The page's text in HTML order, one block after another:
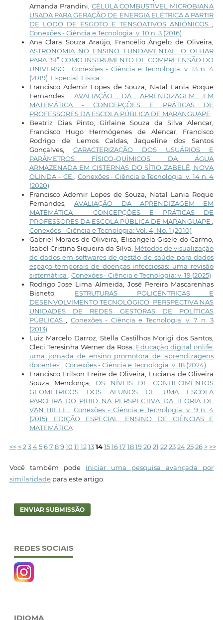
Amanda Prandini, CÉLULA COMBUSTÍVEL MICROBIANA
USADA PARA GERAÇÃO DE ENERGIA ELÉTRICA A PARTIR
DE LODO DE ESGOTO E TENSOATIVOS ANIÔNICOS
Conexões - Ciência e Tecnologia: v. 10 n. 3 (2016)
Ana Clara Souza Araújo, Francélio Ângelo de Oliveira,
ASTRONOMIA NO ENSINO FUNDAMENTAL: O OLHAR
PARA “SI” COMO INSTRUMENTO DE COMPREENSÃO DO
UNIVERSO
Conexões - Ciência e Tecnologia: v. 13 n. 4
(2019): Especial: Física
Francisco Ademir Lopes de Souza, Natal Lania Roque
Fernandes,AVALIAÇÃO DA APRENDIZAGEM EM
MATEMÁTICA - CONCEPÇÕES E PRÁTICAS DE
PROFESSORES DA ESCOLA PÚBLICA DE MARANGUAPE
Beatriz Dias Pinto, Girlaine Souza da Silva Alencar,
Francisco Hugo Hermógenes de Alencar, Francisco
Rodrigo de Lemos Caldas, Jaqueline dos Santos
Gonçalves, CARACTERIZAÇÃO DOS USUÁRIOS E
PARÂMETROS FÍSICO-QUÍMICOS DA ÁGUA
ARMAZENADA EM CISTERNAS DO SÍTIO ZABELÊ, NOVA
OLINDA – CE
Conexões - Ciência e Tecnologia: v. 14 n. 4
(2020)
Francisco Ademir Lopes de Souza, Natal Lania Roque
Fernandes,AVALIAÇÃO DA APRENDIZAGEM EM
MATEMÁTICA - CONCEPÇÕES E PRÁTICAS DE
PROFESSORES DA ESCOLA PÚBLICA DE MARANGUAPE
Conexões - Ciência e Tecnologia: Vol. 4, No. 1 (2010)
Gabriel Moraes de Oliveira, Elisangela Gisele do Carmo,
Isabel Cristina Siqueira da Silva, Métodos de visualização
de dados em softwares de gestão de saúde para dados
espaço-temporais de doenças infecciosas: uma revisão
sistemática
Conexões - Ciência e Tecnologia: v. 19 (2025)
Rodrigo Jose Lima Almeida, José Pereira Mascarenhas
Bisneto, ESTRUTURAS POLICÊNTRICAS E
DESENVOLVIMENTO TECNOLÓGICO: PERSPECTIVA NAS
UNIDADES DE REDES GESTORAS DE POLÍTICAS
PÚBLICAS
Conexões - Ciência e Tecnologia: v. 7 n. 3
(2013)
Luiz Marcelo Darroz, Stella Castilhos Morigi dos Santos,
Cleci Teresinha Werner da Rosa, Educação digital onlife:
uma jornada de ensino promotora de aprendizagens
docentes.
Conexões - Ciência e Tecnologia: v. 18 (2024)
Francisco Erilson Freire de Oliveira, Luciana de Oliveira
Souza Mendonça,OS NÍVEIS DE CONHECIMENTOS
GEOMÉTRICOS DOS ALUNOS DE UMA ESCOLA
PARCEIRA DO PIBID NA PERSPECTIVA DA TEORIA DE
VAN HIELE
Conexões - Ciência e Tecnologia: v. 9 n. 4
(2015): EDIÇÃO ESPECIAL: ENSINO DE CIÊNCIAS E
MATEMÁTICA
<< < 2 3 4 5 6 7 8 9 10 11 12 13 14 15 16 17 18 19 20 21 22 23 24 25 26 > >>
Você também pode iniciar uma pesquisa avançada por
similaridadepara este artigo.
ENVIAR SUBMISSÃO
REDES SOCIAIS
IDIOMA